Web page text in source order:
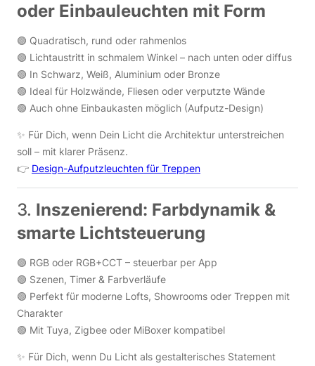
oder Einbauleuchten mit Form
🟢 Quadratisch, rund oder rahmenlos
🟢 Lichtaustritt in schmalem Winkel – nach unten oder diffus
🟢 In Schwarz, Weiß, Aluminium oder Bronze
🟢 Ideal für Holzwände, Fliesen oder verputzte Wände
🟢 Auch ohne Einbaukasten möglich (Aufputz-Design)
✨ Für Dich, wenn Dein Licht die Architektur unterstreichen
soll – mit klarer Präsenz.
👉 Design-Aufputzleuchten für Treppen
3. Inszenierend: Farbdynamik &
smarte Lichtsteuerung
🟢 RGB oder RGB+CCT – steuerbar per App
🟢 Szenen, Timer & Farbverläufe
🟢 Perfekt für moderne Lofts, Showrooms oder Treppen mit
Charakter
🟢 Mit Tuya, Zigbee oder MiBoxer kompatibel
✨ Für Dich, wenn Du Licht als gestalterisches Statement